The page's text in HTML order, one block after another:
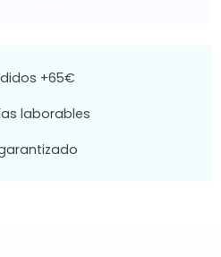
+65€
laborables